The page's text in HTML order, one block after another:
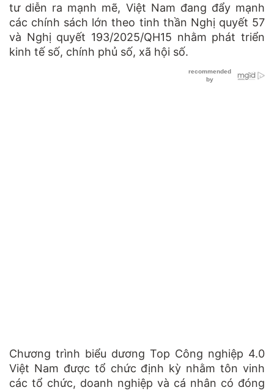
tư diễn ra mạnh mẽ, Việt Nam đang đẩy mạnh
các chính sách lớn theo tinh thần Nghị quyết 57
và Nghị quyết 193/2025/QH15 nhằm phát triển
kinh tế số, chính phủ số, xã hội số.
Chương trình biểu dương Top Công nghiệp 4.0
Việt Nam được tổ chức định kỳ nhằm tôn vinh
các tổ chức, doanh nghiệp và cá nhân có đóng